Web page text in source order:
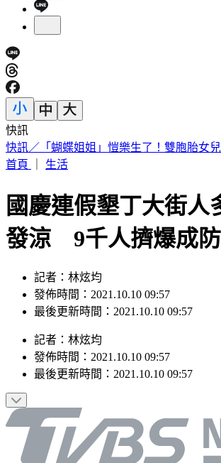
快訊
快訊／公公殺了婆婆！桃園平鎮區命案 死
首頁
生活
國慶連假墾丁大街人
發涼 9千人擠爆成
記者：林炫均
發佈時間：2021.10.10 09:57
最後更新時間：2021.10.10 09:57
記者 ： 林炫均
發佈時間： 2021.10.10 09:57
最後更新時間： 2021.10.10 09:57